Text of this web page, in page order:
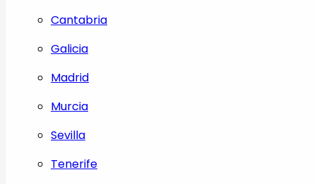
Cantabria
Galicia
Madrid
Murcia
Sevilla
Tenerife